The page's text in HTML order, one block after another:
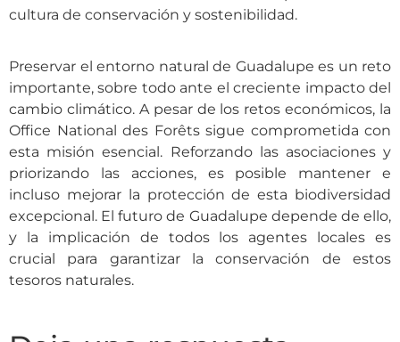
cultura de conservación y sostenibilidad.
Preservar el entorno natural de Guadalupe es un reto
importante, sobre todo ante el creciente impacto del
cambio climático. A pesar de los retos económicos, la
Office National des Forêts sigue comprometida con
esta misión esencial. Reforzando las asociaciones y
priorizando las acciones, es posible mantener e
incluso mejorar la protección de esta biodiversidad
excepcional. El futuro de Guadalupe depende de ello,
y la implicación de todos los agentes locales es
crucial para garantizar la conservación de estos
tesoros naturales.